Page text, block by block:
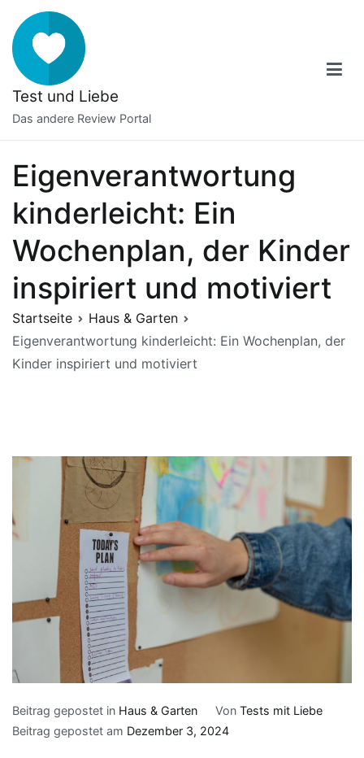
Inhalt
springen
Test und Liebe
Das andere Review Portal
Eigenverantwortung
kinderleicht: Ein
Wochenplan, der Kinder
inspiriert und motiviert
Startseite
Haus & Garten
Eigenverantwortung kinderleicht: Ein Wochenplan, der
Kinder inspiriert und motiviert
Beitrag gepostet in Haus & Garten Von Tests mit Liebe
Beitrag gepostet am Dezember 3, 2024